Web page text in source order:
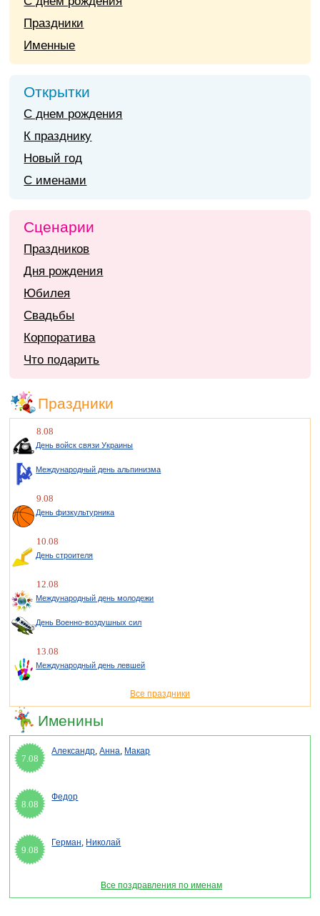
Праздники
Именные
Открытки
С днем рождения
К празднику
Новый год
С именами
Сценарии
Праздников
Дня рождения
Юбилея
Свадьбы
Корпоратива
Что подарить
Праздники
8.08
День войск связи Украины
Международный день альпинизма
9.08
День физкультурника
10.08
День строителя
12.08
Международный день молодежи
День Военно-воздушных сил
13.08
Международный день левшей
Все праздники
Именины
7.08
Александр,Анна, Макар
8.08
Федор
9.08
Герман, Николай
Все поздравления по именам